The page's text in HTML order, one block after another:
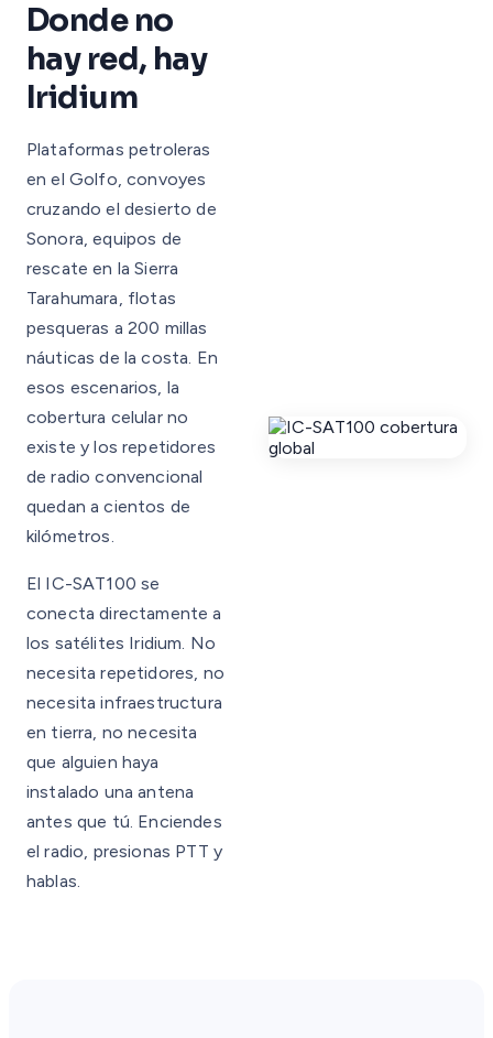
Donde no
hay red, hay
Iridium
Plataformas petroleras
en el Golfo, convoyes
cruzando el desierto de
Sonora, equipos de
rescate en la Sierra
Tarahumara, flotas
pesqueras a 200 millas
náuticas de la costa. En
esos escenarios, la
cobertura celular no
existe y los repetidores
de radio convencional
quedan a cientos de
kilómetros.
El IC-SAT100 se
conecta directamente a
los satélites Iridium. No
necesita repetidores, no
necesita infraestructura
en tierra, no necesita
que alguien haya
instalado una antena
antes que tú. Enciendes
el radio, presionas PTT y
hablas.